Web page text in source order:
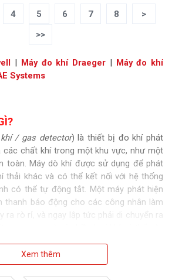
4 5 6 7 8
>
>>
| Máy đo khí Draeger | Máy đo khí
Systems
/ gas detector) là thiết bị đo khí phát
các chất khí trong một khu vực, như một
toàn. Máy dò khí được sử dụng để phát
thải khác và có thể kết nối với hệ thống
có thể tự động tắt. Một máy phát hiện
thanh báo động cho các công nhân làm
ra rò rỉ, và ngay lập tức phải di chuyển ra
Xem thêm